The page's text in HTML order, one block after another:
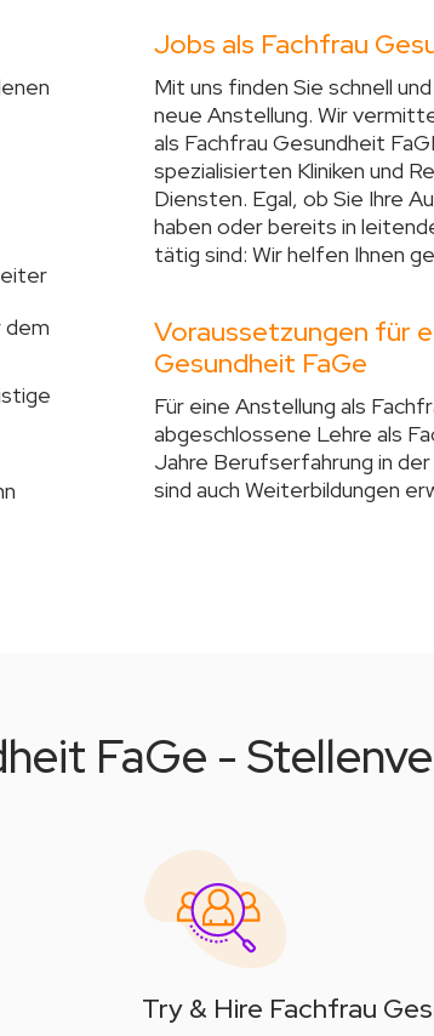
dem
Jobs als Fachfrau
Mit uns finden Sie schnell
neue Anstellung. Wir
als Fachfrau Gesundheit
spezialisierten Kliniken und
Diensten. Egal, ob Sie Ihre
haben oder bereits in
tätig sind: Wir helfen Ihnen
Voraussetzungen für
Gesundheit FaGe
Für eine Anstellung als
abgeschlossene Lehre als
Jahre Berufserfahrung in
sind auch Weiterbildungen
FaGe -
Try & Hire Fachfrau